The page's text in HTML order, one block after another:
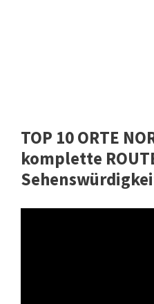
TOP 10 ORTE
komplette